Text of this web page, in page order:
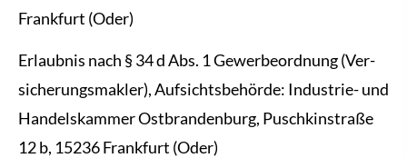
Frankfurt (Oder)
Erlaubnis nach § 34 d Abs. 1 Gewerbeordnung (Ver­
sicherungs­makler), Aufsichtsbehörde: Industrie- und
Handelskammer Ostbrandenburg, Puschkinstraße
12 b, 15236 Frankfurt (Oder)